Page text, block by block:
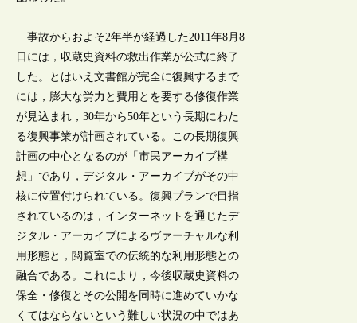
事故からおよそ2年半が経過した2011年8月8
日には，収蔵史資料の救出作業が公式に終了
した。とはいえ文書館が完全に復興するまで
には，膨大な労力と費用とを要する修復作業
が見込まれ，30年から50年という長期にわた
る復興事業が計画されている。この長期復興
計画の中心となるのが「市民アーカイブ構
想」であり，デジタル・アーカイブがその中
核に位置付けられている。復興プランで目指
されているのは，インターネットを通じたデ
ジタル・アーカイブによるヴァーチャルな利
用形態と，閲覧室での伝統的な利用形態との
融合である。これにより，今後収蔵史資料の
保全・修復とその公開を同時に進めていかな
くてはならないという難しい状況の中ではあ